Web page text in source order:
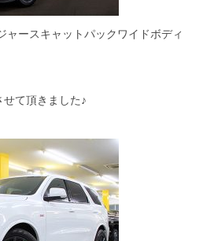
ースキャットパックワイドボディ
て頂きました♪